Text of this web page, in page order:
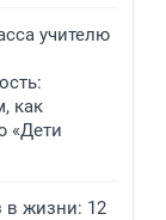
учителю
как
«Дети
в жизни: 12